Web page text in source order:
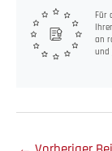
Für
an
und